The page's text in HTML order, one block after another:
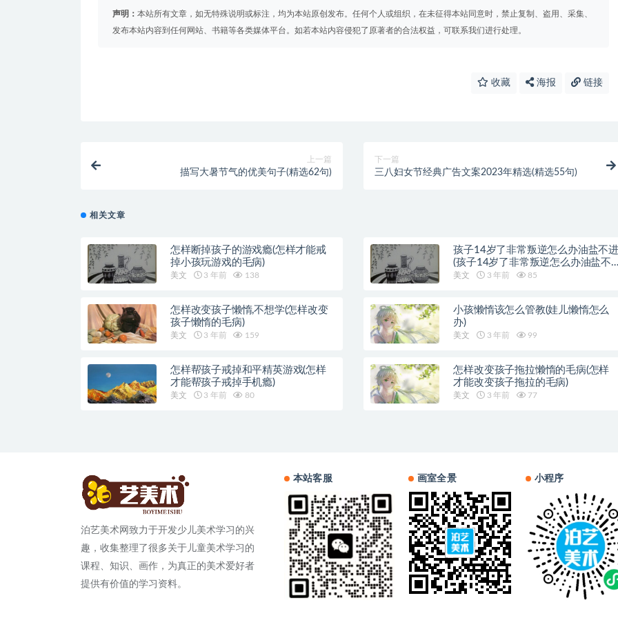
声明： 本站所有文章，如无特殊说明或标注，均为本站原创发布。任何个人或组织，在未征得本站同意时，禁止复制、盗用、采集、
发布本站内容到任何网站、书籍等各类媒体平台。如若本站内容侵犯了原著者的合法权益，可联系我们进行处理。
收藏 海报 链接
上一篇
描写大暑节气的优美句子(精选62句)
下一篇
三八妇女节经典广告文案2023年精选(精选55句)
相关文章
怎样断掉孩子的游戏瘾(怎样才能戒
掉小孩玩游戏的毛病)
美文 3 年前 138
孩子14岁了非常叛逆怎么办油盐不进
(孩子14岁了非常叛逆怎么办油盐不
近)
美文 3 年前 85
怎样改变孩子懒惰,不想学(怎样改变
孩子懒惰的毛病)
美文 3 年前 159
小孩懒惰该怎么管教(娃儿懒惰怎么
办)
美文 3 年前 99
怎样帮孩子戒掉和平精英游戏(怎样
才能帮孩子戒掉手机瘾)
美文 3 年前 80
怎样改变孩子拖拉懒惰的毛病(怎样
才能改变孩子拖拉的毛病)
美文 3 年前 77
泊艺美术网致力于开发少儿美术学习的兴
趣，收集整理了很多关于儿童美术学习的
课程、知识、画作，为真正的美术爱好者
提供有价值的学习资料。
本站客服 画室全景 小程序